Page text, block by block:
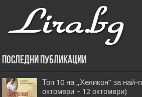
Последни публикации
Топ 10 на „Хеликон” за най-
октомври – 12 октомври)